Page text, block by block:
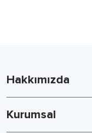
Hakkımızda
Kurumsal